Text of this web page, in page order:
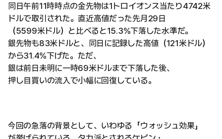
同日午前11時時点の金先物は1トロイオンス当たり4742米
ドルで取引された。直近高値だった先月29日
（5599米ドル）と比べると15.3%下落した水準だ。
銀先物も83米ドルと、同日に記録した高値（121米ドル）
から31.4%下げた。ただ、
銀は前日未明に一時69米ドルまで下落した後、
押し目買いの流入で小幅に回復している。
今回の急落の背景として、いわゆる「ウォッシュ効果」